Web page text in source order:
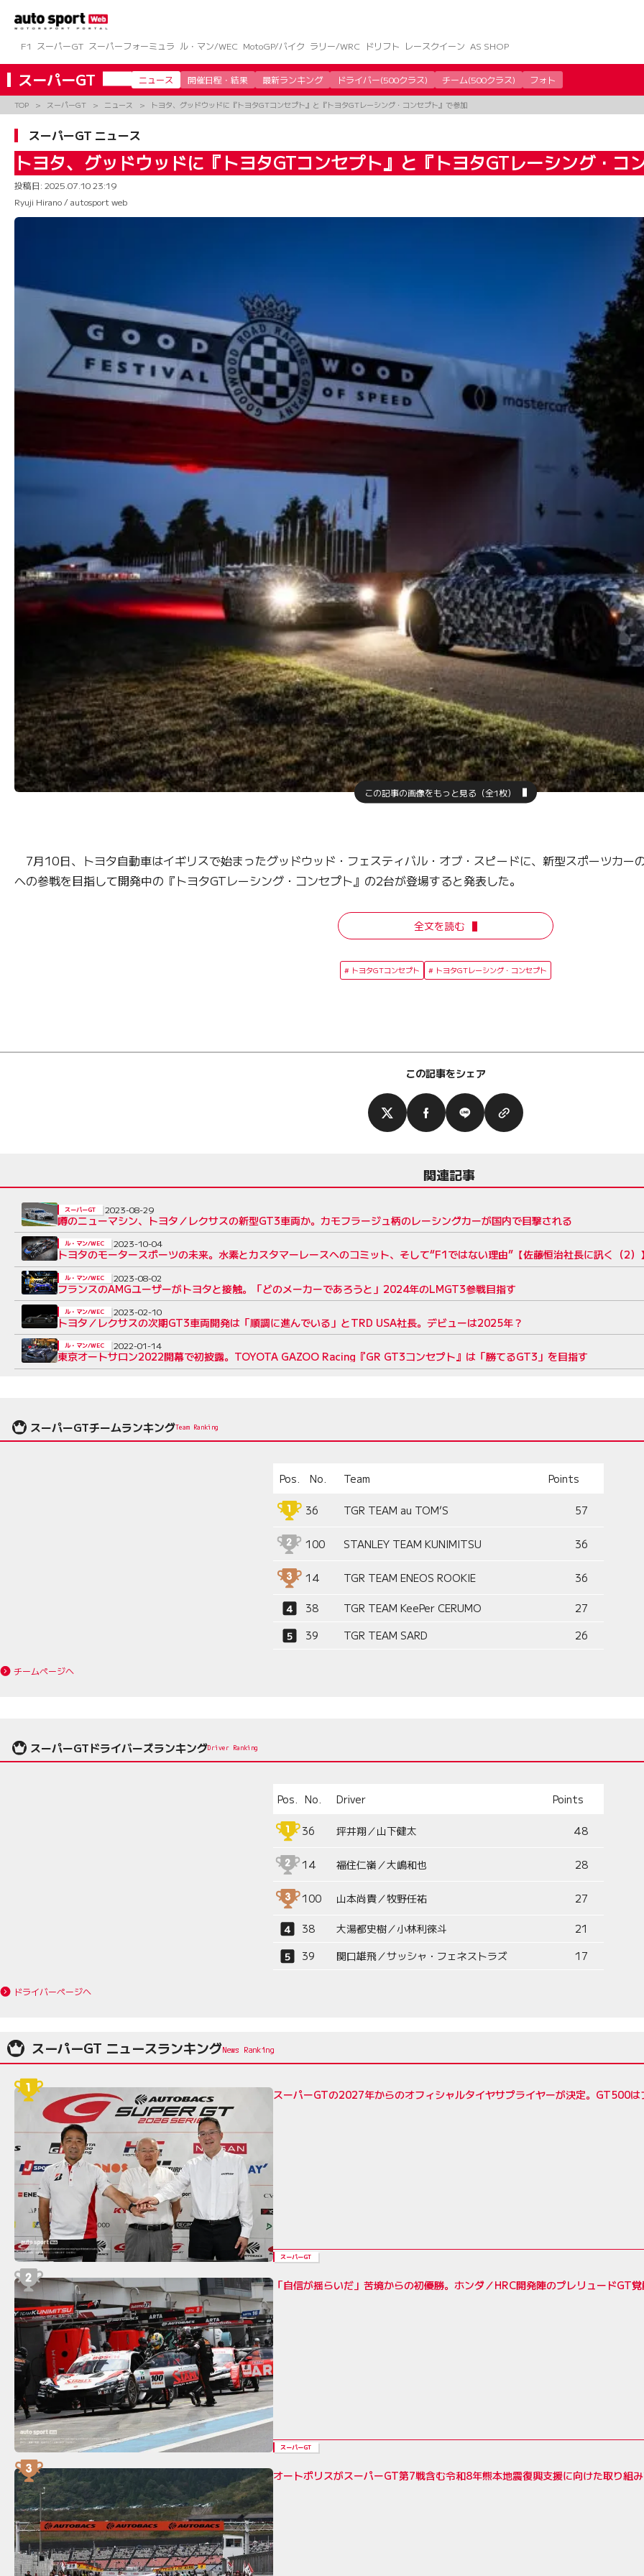
ツ
へ
ス
キ
ッ
F1 スーパーGT スーパーフォーミュラ ル・マン/WEC MotoGP/バイク ラリー/WRC ドリフト レースクイーン AS SHOP
スーパーGT ニュース 開催日程・結果 最新ランキング ドライバー(500クラス) チーム(500クラス) フォト
TOP スーパーGT ニュース トヨタ、グッドウッドに『トヨタGTコンセプト』と『トヨタGTレーシング・コンセプト』で参加
スーパーGT ニュース
トヨタ、グッドウッドに『トヨタGTコンセプト』と『トヨタGTレーシング・コ
投稿日: 2025.07.10 23:19
Ryuji Hirano / autosport web
この記事の画像をもっと見る（全1枚）
7月10日、トヨタ自動車はイギリスで始まったグッドウッド・フェスティバル・オブ・スピードに、新型スポーツカー
への参戦を目指して開発中の『トヨタGTレーシング・コンセプト』の2台が登場すると発表した。
全文を読む
トヨタGTコンセプト トヨタGTレーシング・コンセプト
この記事をシェア
関連記事
噂のニューマシン、トヨタ／レクサスの新型GT3車両か。カモフラージュ柄のレーシングカーが国内で目撃される
スーパーGT 2023-08-29
トヨタのモータースポーツの未来。水素とカスタマーレースへのコミット、そして“F1ではない理由”【佐藤恒治社長に訊く（2）
ル・マン/WEC 2023-10-04
フランスのAMGユーザーがトヨタと接触。「どのメーカーであろうと」2024年のLMGT3参戦目指す
ル・マン/WEC 2023-08-02
トヨタ／レクサスの次期GT3車両開発は「順調に進んでいる」とTRD USA社長。デビューは2025年？
ル・マン/WEC 2023-02-10
東京オートサロン2022開幕で初披露。TOYOTA GAZOO Racing『GR GT3コンセプト』は「勝てるGT3」を目指す
ル・マン/WEC 2022-01-14
スーパーGTチームランキングTeam Ranking
Pos. No. Team Points
36 TGR TEAM au TOM’S 57
100 STANLEY TEAM KUNIMITSU 36
14 TGR TEAM ENEOS ROOKIE 36
38 TGR TEAM KeePer CERUMO
27
39
TGR TEAM SARD 26
チームページへ
スーパーGTドライバーズランキングDriver Ranking
Pos. No. Driver Points
36 坪井翔／山下健太 48
14 福住仁嶺／大嶋和也 28
100 山本尚貴／牧野任祐 27
38 大湯都史樹／小林利徠斗
21
39
関口雄飛／サッシャ・フェネストラズ 17
ドライバーページへ
スーパーGT ニュースランキング
スーパーGTの2027年からのオフィシャルタイヤサプライヤーが決定。GT500
スーパーGT
「自信が揺らいだ」苦境からの初優勝。ホンダ／HRC開発陣のプレリュードGT
スーパーGT
オートポリスがスーパーGT第7戦含む令和8年熊本地震復興支援に向けた取り組